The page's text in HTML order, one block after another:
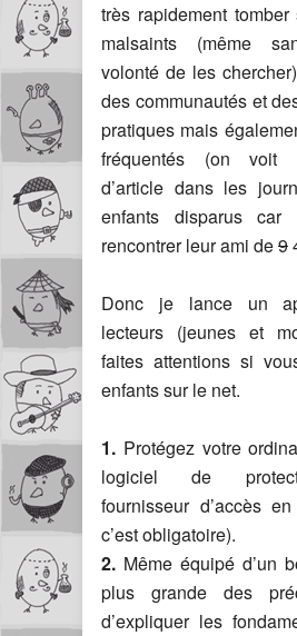
très rapidement
malsaints (même
volonté de les
des communautés et
pratiques mais
fréquentés (on voit
d’article dans les
enfants disparus car
rencontrer leur ami de9
Donc je lance un
lecteurs (jeunes et
faites attentions si
enfants sur le net.
1. Protégez votre
logiciel de
fournisseur d’accès
c’est obligatoire).
2. Même équipé d’un
plus grande des
d’expliquer les